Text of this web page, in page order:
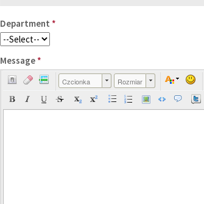
Department *
Message *
Czcionka Rozmiar